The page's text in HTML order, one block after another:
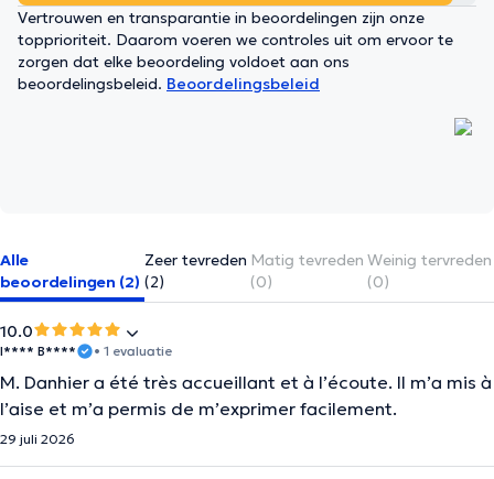
Vertrouwen en transparantie in beoordelingen zijn onze
topprioriteit. Daarom voeren we controles uit om ervoor te
zorgen dat elke beoordeling voldoet aan ons
beoordelingsbeleid. Beoordelingsbeleid
Alle
beoordelingen (2)
Zeer tevreden
(2)
Matig tevreden
(0)
Weinig tervreden
(0)
10.0
I**** B**** • 1 evaluatie
M. Danhier a été très accueillant et à l’écoute. Il m’a mis à
l’aise et m’a permis de m’exprimer facilement.
29 juli 2026